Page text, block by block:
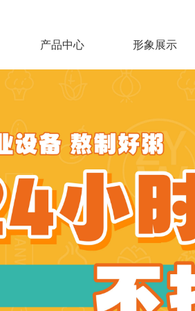
产品中心 形象展示